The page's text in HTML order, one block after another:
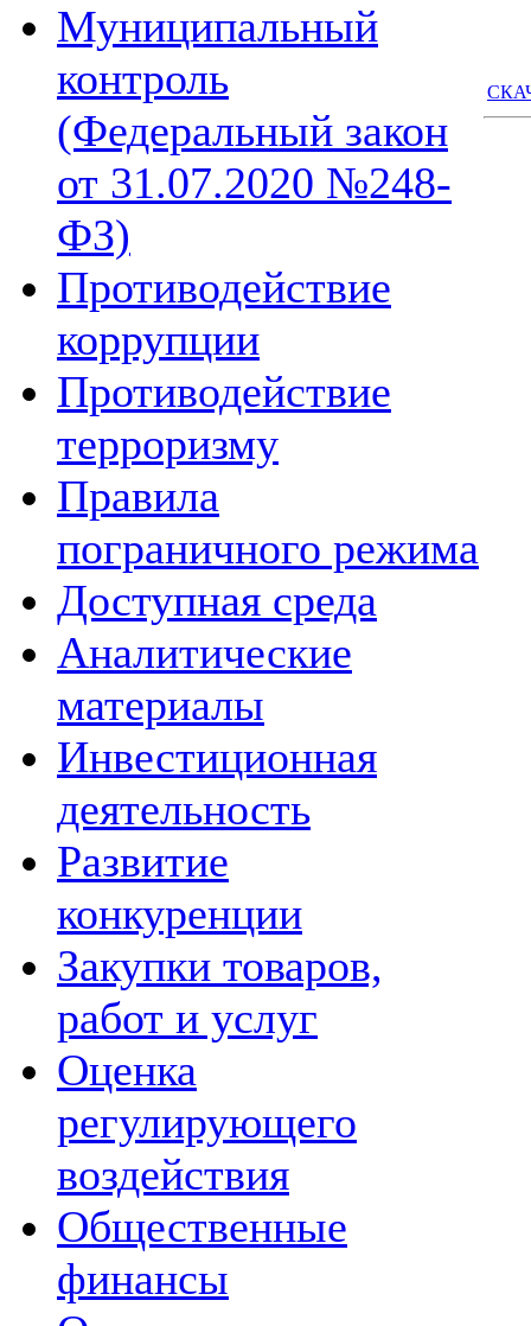
Муниципальный
контроль
(Федеральный закон
от 31.07.2020 №248-
ФЗ)
Противодействие
коррупции
Противодействие
терроризму
Правила
пограничного режима
Доступная среда
Аналитические
материалы
Инвестиционная
деятельность
Развитие
конкуренции
Закупки товаров,
работ и услуг
Оценка
регулирующего
воздействия
Общественные
финансы